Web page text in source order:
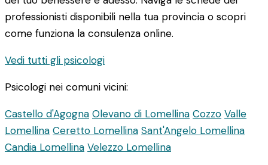
professionisti disponibili nella tua provincia o scopri
come funziona la consulenza online.
Vedi tutti gli psicologi
Psicologi nei comuni vicini:
Castello d'Agogna Olevano di Lomellina Cozzo Valle
Lomellina Ceretto Lomellina Sant'Angelo Lomellina
Candia Lomellina Velezzo Lomellina